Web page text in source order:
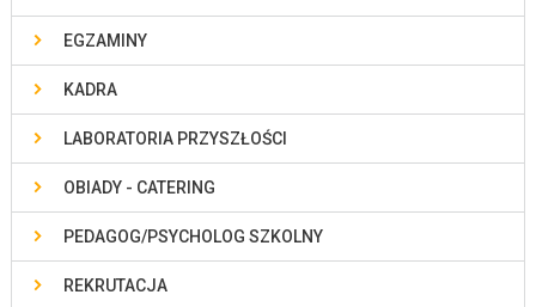
EGZAMINY
KADRA
LABORATORIA PRZYSZŁOŚCI
OBIADY - CATERING
PEDAGOG/PSYCHOLOG SZKOLNY
REKRUTACJA